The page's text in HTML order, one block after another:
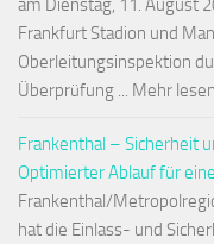
am Dienstag, 11. August
Frankfurt Stadion und
Oberleitungsinspektion
Überprüfung ... Mehr lesen
Frankenthal – Sicherheit
Optimierter Ablauf für
Frankenthal/
hat die Einlass- und